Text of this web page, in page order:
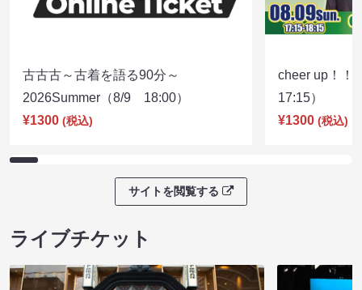
古古古～古着を語る90分～
2026Summer（8/9 18:00）
¥1300 (税込)
cheer up！
17:15）
¥1300 (税込)
サイトを閲覧する
ライブチケット